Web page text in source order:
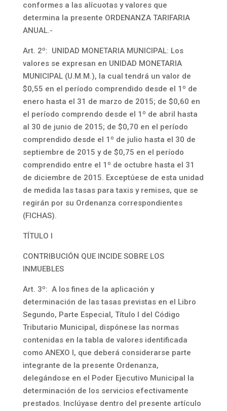
conformes a las alícuotas y valores que
determina la presente ORDENANZA TARIFARIA
ANUAL.-
Art. 2º: UNIDAD MONETARIA MUNICIPAL: Los
valores se expresan en UNIDAD MONETARIA
MUNICIPAL (U.M.M.), la cual tendrá un valor de
$0,55 en el período comprendido desde el 1º de
enero hasta el 31 de marzo de 2015; de $0,60 en
el período comprendo desde el 1º de abril hasta
al 30 de junio de 2015; de $0,70 en el período
comprendido desde el 1º de julio hasta el 30 de
septiembre de 2015 y de $0,75 en el período
comprendido entre el 1º de octubre hasta el 31
de diciembre de 2015. Exceptúese de esta unidad
de medida las tasas para taxis y remises, que se
regirán por su Ordenanza correspondientes
(FICHAS).
TÍTULO I
CONTRIBUCIÓN QUE INCIDE SOBRE LOS
INMUEBLES
Art. 3º: A los fines de la aplicación y
determinación de las tasas previstas en el Libro
Segundo, Parte Especial, Título I del Código
Tributario Municipal, dispónese las normas
contenidas en la tabla de valores identificada
como ANEXO I, que deberá considerarse parte
integrante de la presente Ordenanza,
delegándose en el Poder Ejecutivo Municipal la
determinación de los servicios efectivamente
prestados. Inclúyase dentro del presente artículo